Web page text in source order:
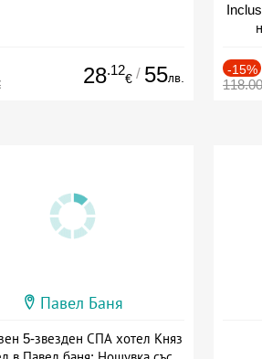
28.12
€ / 55лв.
-15%
Павел Баня
5-звезден СПА хотел Княз